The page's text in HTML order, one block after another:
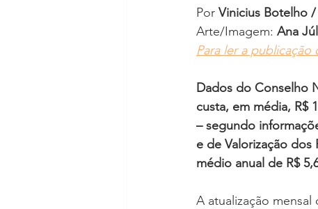
Por Vinicius Botelho /
Arte/Imagem: Ana
Para ler a
Dados do Conselho
custa, em média, R$
– segundo
e de Valorização dos
médio anual de R$
A atualização